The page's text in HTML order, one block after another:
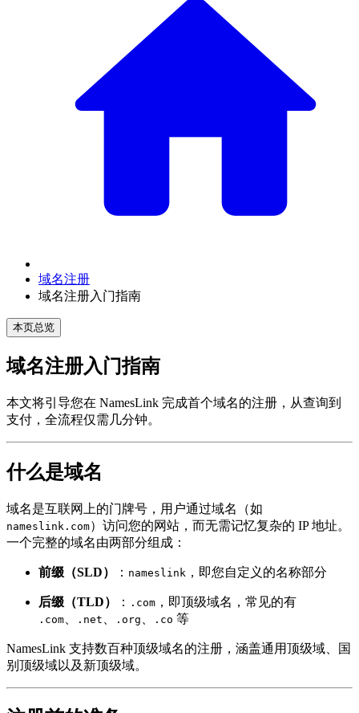
域名注册
域名注册入门指南
本页总览
域名注册入门指南
本文将引导您在 NamesLink 完成首个域名的注册，从查询到
支付，全流程仅需几分钟。
什么是域名
域名是互联网上的门牌号，用户通过域名（如
nameslink.com）访问您的网站，而无需记忆复杂的 IP 地址。
一个完整的域名由两部分组成：
前缀（SLD） ： nameslink ，即您自定义的名称部分
后缀（TLD） ： .com ，即顶级域名，常见的有
.com .net .org .co 等
NamesLink 支持数百种顶级域名的注册，涵盖通用顶级域、国
别顶级域以及新顶级域。